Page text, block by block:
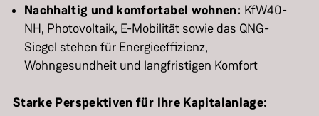
Nachhaltig und komfortabel wohnen: KfW40-
NH, Photovoltaik, E-Mobilität sowie das QNG-
Siegel stehen für Energieeffizienz,
Wohngesundheit und langfristigen Komfort
Starke Perspektiven für Ihre Kapitalanlage: